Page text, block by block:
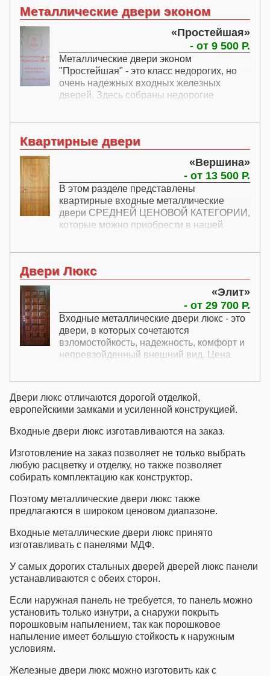
Металлические двери эконом
Простейшая
- от 9 500 Р.
Металлические двери эконом
"Простейшая" - это класс недорогих, но
очень надежных входных железных
дверей. Здесь собраны недорогие
"Простейшая" изготавливаются на заказ,
Квартирные двери
Вершина
- от 13 500 Р.
В этом разделе представлены
квартирные входные металлические
двери СРЕДНЕЙ ЦЕНОВОЙ КАТЕГОРИИ,
которые можно приобрести в нашей
размер вашего проема. Этот раздел
дверей в обычные квартиры, то есть
дверей с одной створкой. Если вам
необходима замена квартирной двери в
домах старого фонда, то есть
двухстворчатой двери, то вашу дверь
имеет смысл поискать в разделе
предожить квартирные стальные
усиленные двери, двери с усиленной
звукоизоляцией и бронированные
квартирные двери. Это непрайсовые
позиции, поэтому по всем вопросам
запрашивать информацию по телефону
или электронной почте у наших
менеджеров в СПб.
Двери Люкс
Элит
- от 29 700 Р.
Входные металлические двери люкс - это
двери, в которых сочетаются
взломостойкость, надежность, комфорт и
непревзойденный внешний вид. Цена
такого сочетания. Элитные двери на заказ
могут быть любой расцветки и
комплектоваться любыми замками.
Купить дорогие входные двери люкс
можно как топовыми европейскими
замками, так и с мощнейшими русскими.
Эксклюизивные двери на заказ можно
укомплектовать всеми дополнительными
мощным притвором, задвижками и
прочими элементами.
Двери люкс отличаются дорогой отделкой,
европейскими замками и усиленной конструкцией.
Входные двери люкс изготавливаются на заказ.
Изготовление на заказ позволяет не только выбрать
любую расцветку и отделку, но также позволяет
собирать комплектацию как конструктор.
Поэтому металлические двери люкс также
предлагаются в широком ценовом диапазоне.
Входные металлические двери люкс принято
изготавливать с панелями МДФ.
У самых дорогих стальных дверей дверей люкс панели
устанавливаются с обеих сторон.
Если наружная панель не требуется, то панель можно
установить только изнутри, а снаружи покрыть
порошковым напылением, так как порошковое
напыление имеет большую стойкость к наружным
условиям.
Железные двери люкс можно изготовить как с